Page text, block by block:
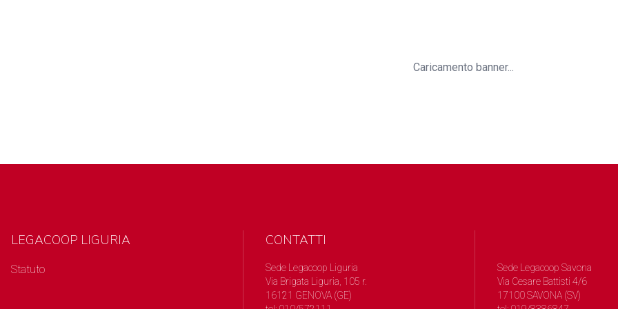
Caricamento banner...
LEGACOOP LIGURIA
Statuto
CONTATTI
Sede Legacoop Liguria
Via Brigata Liguria, 105 r.
16121 GENOVA (GE)
Sede Legacoop Savona
Via Cesare Battisti 4/6
17100 SAVONA (SV)